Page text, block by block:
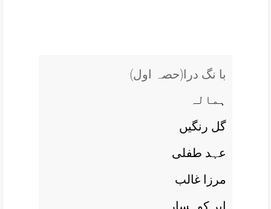
(با نگ درا(حصہ اول
ہمالہ
گل رنگيں
عہد طفلی
مرزا غالب